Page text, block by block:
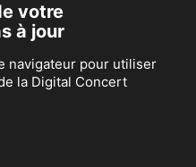
votre
à jour
navigateur pour utiliser
la Digital Concert